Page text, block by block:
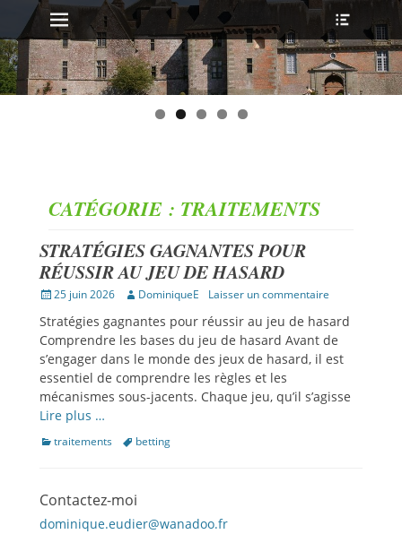
MENU PRINCIPAL
Aller
au
contenu
l’en-
tête
CATÉGORIE : TRAITEMENTS
STRATÉGIES GAGNANTES POUR
RÉUSSIR AU JEU DE HASARD
Publié25 juin 2026 Auteur
DominiqueE Laisser un commentaire
Stratégies gagnantes pour réussir au jeu de hasard
Comprendre les bases du jeu de hasard Avant de
s’engager dans le monde des jeux de hasard, il est
essentiel de comprendre les règles et les
mécanismes sous-jacents. Chaque jeu, qu’il s’agisse
Lire plus …
Catégories
traitements Étiquettes
betting
Contactez-moi
dominique.eudier@wanadoo.fr